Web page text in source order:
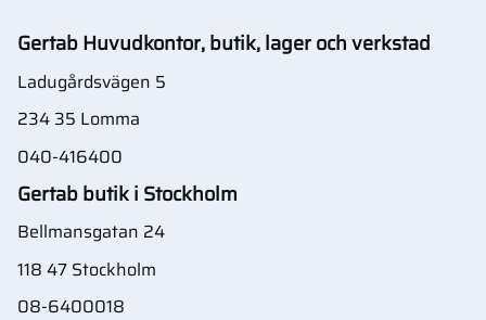
Gertab Huvudkontor, butik, lager och verkstad
Ladugårdsvägen 5
234 35 Lomma
040-416400
Gertab butik i Stockholm
Bellmansgatan 24
118 47 Stockholm
08-6400018